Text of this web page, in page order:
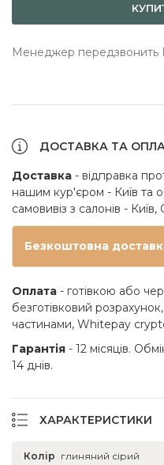
Менеджер передзвонить
ДОСТАВКА ТА
Доставка - відправка
нашим кур'єром - Київ та
самовивіз з салонів -
Безкоштовна
Оплата - готівкою або
безготівковий
частинами, Whitepay
Гарантія - 12 місяців.
14 днів.
ХАРАКТЕРИСТИКИ
Колір глиняний сірий